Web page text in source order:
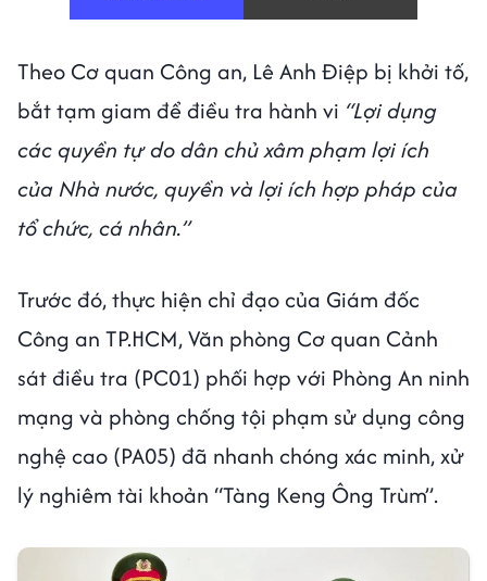
Theo Cơ quan Công an, Lê Anh Điệp bị khởi tố,
bắt tạm giam để điều tra hành vi “Lợi dụng
các quyền tự do dân chủ xâm phạm lợi ích
của Nhà nước, quyền và lợi ích hợp pháp của
tổ chức, cá nhân.”
Trước đó, thực hiện chỉ đạo của Giám đốc
Công an TP.HCM, Văn phòng Cơ quan Cảnh
sát điều tra (PC01) phối hợp với Phòng An ninh
mạng và phòng chống tội phạm sử dụng công
nghệ cao (PA05) đã nhanh chóng xác minh, xử
lý nghiêm tài khoản “Tàng Keng Ông Trùm”.